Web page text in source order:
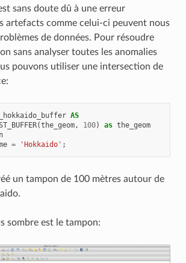
sans doute dû à une erreur
artefacts comme celui-ci peuvent nous
de données. Pour résoudre
sans analyser toutes les anomalies
pouvons utiliser une intersection de
AS
(the_geom, 100) as the_geom
= 'Hokkaido' ;
un tampon de 100 mètres autour de
sombre est le tampon: